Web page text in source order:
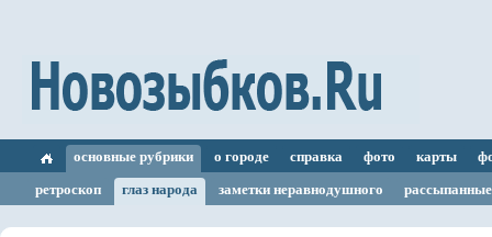
основные рубрики о городе справка фото карты
ретроскоп
глаз народа заметки неравнодушного